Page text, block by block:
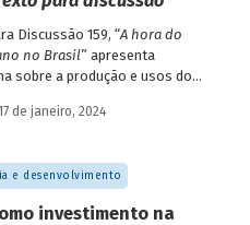
Discussão 159, “A hora do
no Brasil” apresenta
sobre a produção e usos do
oportunidades, barreiras e
no Brasil.
17 de janeiro, 2024
e desenvolvimento
investimento na